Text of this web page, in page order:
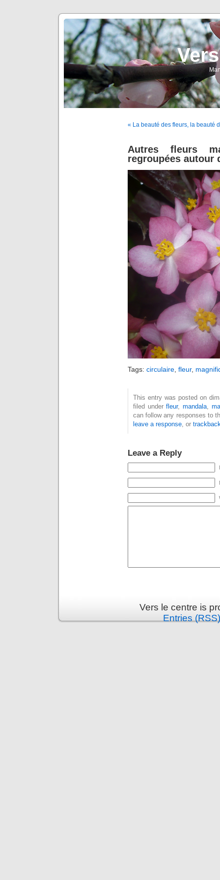
« La beauté des fleurs, la beauté
Autres fleurs
regroupées autour
Tags: circulaire fleur,
This entry was posted on
filed underfleur, mandala,
can follow any responses to
leave a response , or
Leave a Reply
Vers le centre is
Entries (RSS)